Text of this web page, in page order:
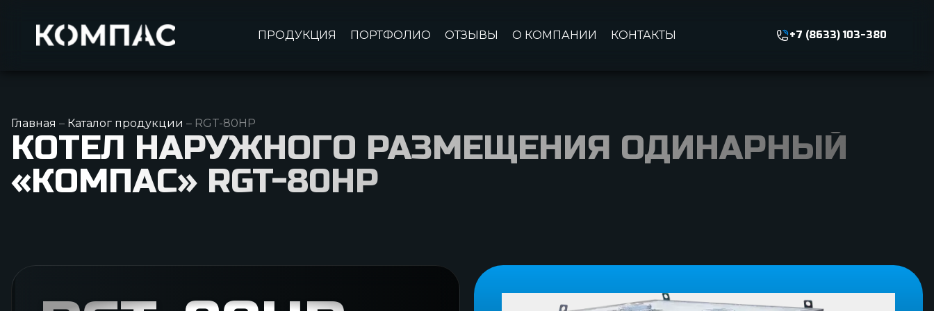
ПРОДУКЦИЯ ПОРТФОЛИО ОТЗЫВЫ О КОМПАНИИ КОНТАКТЫ +7 (8633) 103-380
Главная – Каталог продукции – RGT-80НР
КОТЕЛ НАРУЖНОГО РАЗМЕЩЕНИЯ ОДИНАРНЫЙ
«КОМПАС» RGT-80НР